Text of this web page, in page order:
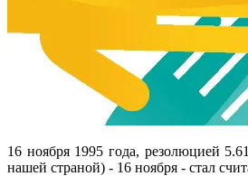
16 ноября 1995 года, резолюцией
нашей страной) - 16 ноября - стал